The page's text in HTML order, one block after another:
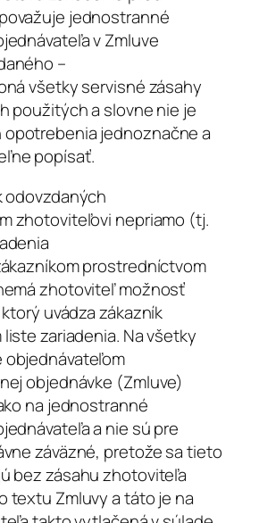
jednostranné
v Zmluve
–
všetky servisné zásahy
použitých a slovne nie je
jednoznačne a
popísať.
odovzdaných
zhotoviteľovi nepriamo (tj.
prostredníctvom
zhotoviteľ možnosť
uvádza zákazník
zariadenia. Na všetky
objednávke (Zmluve)
na jednostranné
a nie sú pre
záväzné, pretože sa tieto
bez zásahu zhotoviteľa
textu Zmluvy a táto je na